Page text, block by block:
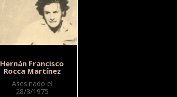
Hernán Francisco
Rocca Martínez
Asesinado el
28/3/1975